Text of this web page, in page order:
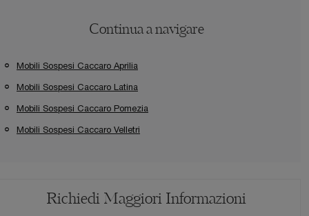
Continua a navigare
Mobili Sospesi Caccaro Aprilia
Mobili Sospesi Caccaro Latina
Mobili Sospesi Caccaro Pomezia
Mobili Sospesi Caccaro Velletri
Richiedi Maggiori Informazioni